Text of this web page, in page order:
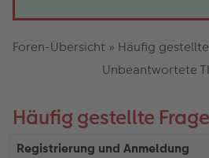
Foren-Übersicht » Häufig
Unbeantwortete
Häufig gestellte
Registrierung und Anmeldung